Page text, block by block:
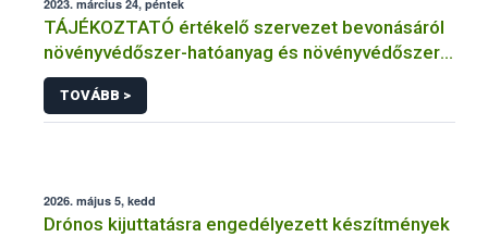
2023. március 24, péntek
TÁJÉKOZTATÓ értékelő szervezet bevonásáról
növényvédőszer-hatóanyag és növényvédőszer
engedélyezésére, továbbá a meglévő engedély
meghosszabbítására vagy módosítására irányuló
eljárásba
TOVÁBB >
2026. május 5, kedd
Drónos kijuttatásra engedélyezett készítmények